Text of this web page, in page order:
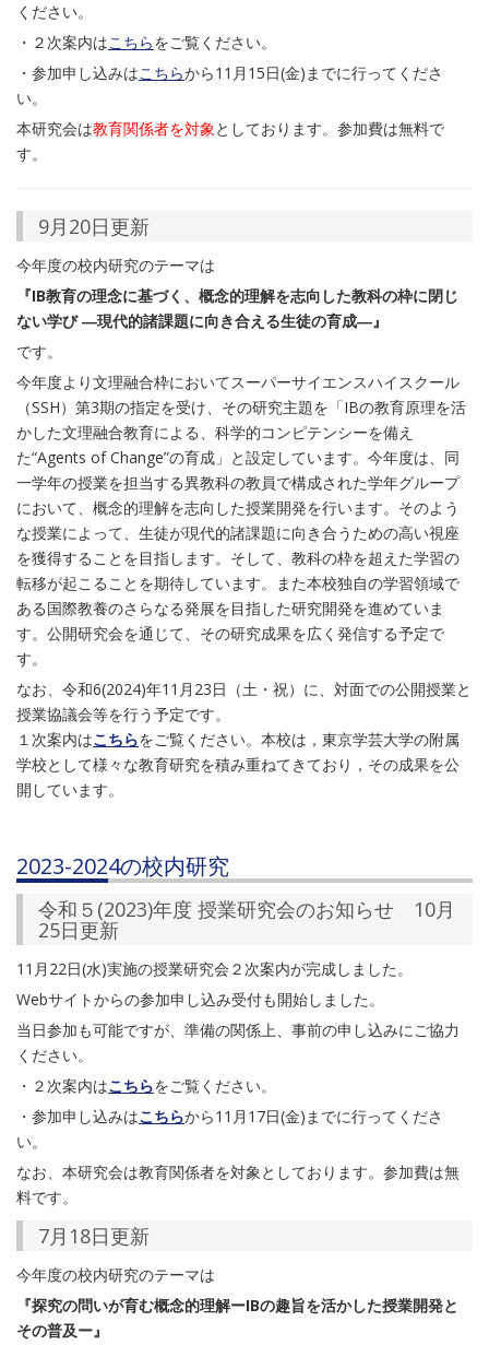
ください。
・２次案内はこちらをご覧ください。
・参加申し込みはこちらから11月15日(金)までに行ってくださ
い。
本研究会は教育関係者を対象としております。参加費は無料で
す。
9月20日更新
今年度の校内研究のテーマは
『IB教育の理念に基づく、​概念的理解を志向した教科の枠に閉じ
ない学び ―現代的諸課題に向き合える生徒の育成―』
です。
今年度より文理融合枠においてスーパーサイエンスハイスクール
（SSH）第3期の指定を受け、その研究主題を「IBの教育原理を活
かした文理融合教育による、科学的コンピテンシーを備え
た“Agents of Change”の育成」と設定しています。今年度は、同
一学年の授業を担当する異教科の教員で構成された学年グループ
において、概念的理解を志向した授業開発を行います。そのよう
な授業によって、生徒が現代的諸課題に向き合うための高い視座
を獲得することを目指します。そして、教科の枠を超えた学習の
転移が起こることを期待しています。また本校独自の学習領域で
ある国際教養のさらなる発展を目指した研究開発を進めていま
す。公開研究会を通じて、その研究成果を広く発信する予定で
す。
なお、令和6(2024)年11月23日（土・祝）に、対面での公開授業と
授業協議会等を行う予定です。
１次案内はこちらをご覧ください。本校は，東京学芸大学の附属
学校として様々な教育研究を積み重ねてきており，その成果を公
開しています。
2023-2024の校内研究
令和５(2023)年度 授業研究会のお知らせ 10月
25日更新
11月22日(水)実施の授業研究会２次案内が完成しました。
Webサイトからの参加申し込み受付も開始しました。
当日参加も可能ですが、準備の関係上、事前の申し込みにご協力
ください。
・２次案内はこちらをご覧ください。
・参加申し込みはこちらから11月17日(金)までに行ってくださ
い。
なお、本研究会は教育関係者を対象としております。参加費は無
料です。
7月18日更新
今年度の校内研究のテーマは
『探究の問いが育む概念的理解ーIBの趣旨を活かした授業開発と
その普及ー』